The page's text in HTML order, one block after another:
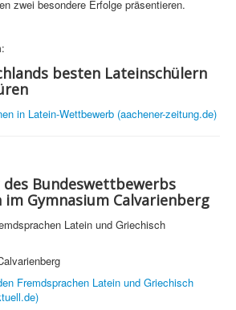
zwei besondere Erfolge präsentieren.
besten Lateinschülern
in Latein-Wettbewerb (aachener-zeitung.de)
des Bundeswettbewerbs
im Gymnasium Calvarienberg
Latein und Griechisch
Fremdsprachen Latein und Griechisch